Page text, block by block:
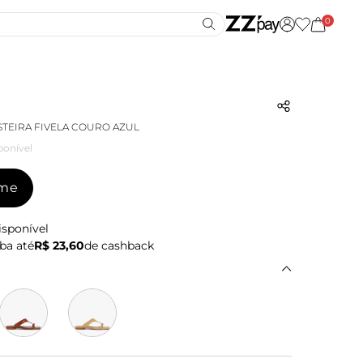
0
FIVELA COURO AZUL
atéR$ 23,60de cashback